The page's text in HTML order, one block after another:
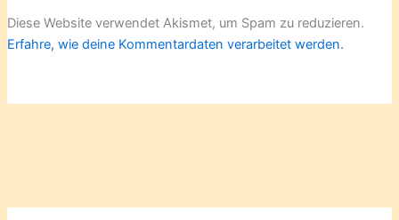
Diese Website verwendet Akismet, um Spam zu reduzieren.
Erfahre, wie deine Kommentardaten verarbeitet werden.